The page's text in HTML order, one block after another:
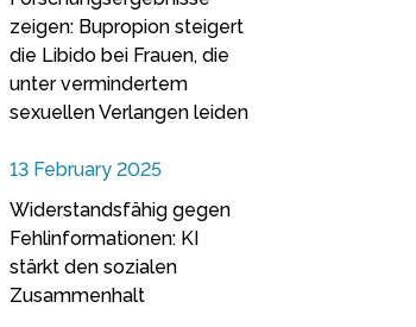
zeigen: Bupropion steigert
die Libido bei Frauen, die
unter vermindertem
sexuellen Verlangen leiden
13 February 2025
Widerstandsfähig gegen
Fehlinformationen: KI
stärkt den sozialen
Zusammenhalt